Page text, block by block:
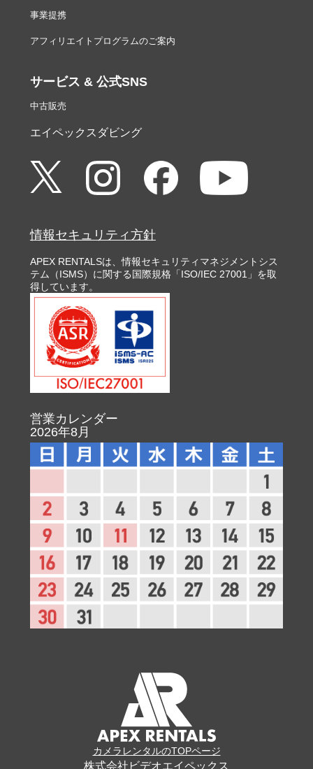
事業提携
アフィリエイトプログラムのご案内
サービス & 公式SNS
中古販売
エイペックスダビング
情報セキュリティ方針
APEX RENTALSは、情報セキュリティマネジメントシス
テム（ISMS）に関する国際規格「ISO/IEC 27001」を取
得しています。
カメラレンタルのTOPページ
株式会社ビデオエイペックス
営業カレンダー
2026年8月